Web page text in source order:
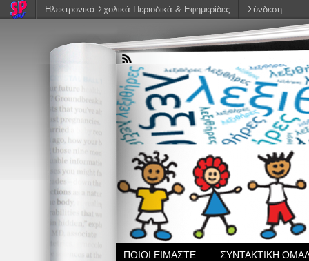
ΠΟΙΟΙ ΕΙΜΑΣΤΕ… ΣΥΝΤΑΚΤΙΚΗ
Ηλεκτρονικά Σχολικά Περιοδικά & Εφημερίδες Σύνδεση